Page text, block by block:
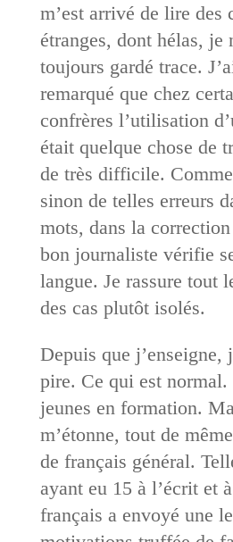
m’est arrivé de lire des
étranges, dont hélas, je
toujours gardé trace.
remarqué que chez
confrères l’utilisation
était quelque chose de
de très difficile.
sinon de telles erreurs
mots, dans la
bon journaliste vérifie
langue. Je rassure tout
des cas plutôt isolés.
Depuis que j’enseigne,
pire. Ce qui est normal.
jeunes en formation.
m’étonne, tout de
de français général.
ayant eu 15 à l’écrit et
français a envoyé une